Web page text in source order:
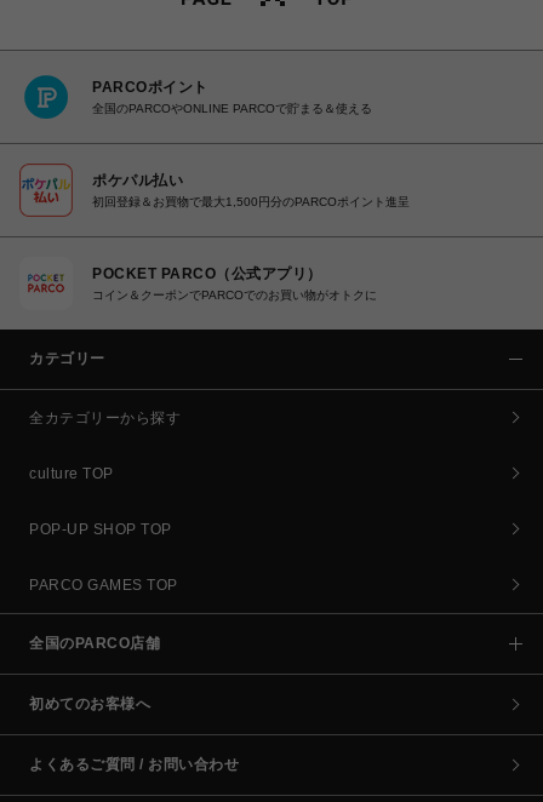
PARCOポイント
全国のPARCOやONLINE PARCOで貯まる＆使える
ポケパル払い
初回登録＆お買物で最大1,500円分のPARCOポイント進呈
POCKET PARCO（公式アプリ）
コイン＆クーポンでPARCOでのお買い物がオトクに
カテゴリー
全カテゴリーから探す
culture TOP
POP-UP SHOP TOP
PARCO GAMES TOP
全国のPARCO店舗
初めてのお客様へ
よくあるご質問 / お問い合わせ